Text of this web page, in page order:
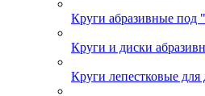
Круги абразивные под
Круги и диски
Круги лепестковые для